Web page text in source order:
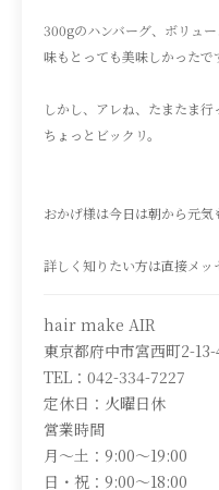
300gのハンバーグ、ボリュー
味もとっても美味しかったで
しかし、アレね、たまたま
ちょっとビックリ。
おかげ様は今日は朝から元気
詳しく知りたい方は直接メッ
hair make AIR
東京都府中市宮西町2-13-
TEL：042-334-7227
定休日：火曜日休
営業時間
月～土：9:00～19:00
日・祝：9:00～18:00